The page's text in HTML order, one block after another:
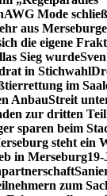
AWG Mode
aus
die eigene
Sieg wurde
in Stichwahl
im
AnbauStreit
zur dritten
sparen beim
steht ein
in Merseburg
zum